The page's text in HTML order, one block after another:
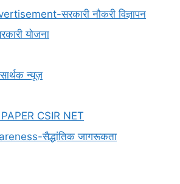
सरकारी नौकरी विज्ञापन
योजना
न्यूज़
CSIR NET
सैद्धांतिक जागरूकता